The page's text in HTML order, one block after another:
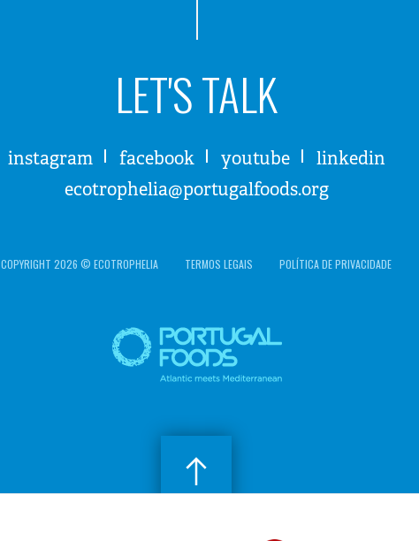
LET'S TALK
instagram facebook youtube
linkedin
ecotrophelia@portugalfoods.org
COPYRIGHT 2026 © ECOTROPHELIA TERMOS LEGAIS POLÍTICA DE PRIVACIDADE